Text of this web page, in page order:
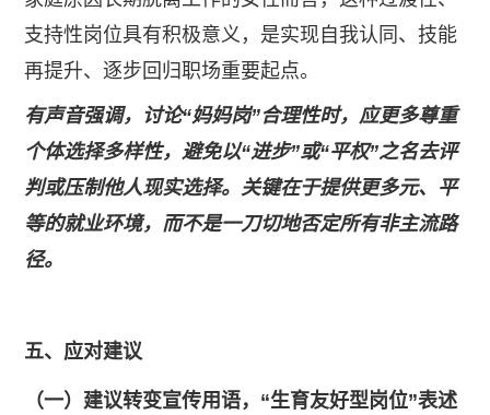
支持性岗位具有积极意义，是实现自我认同、技能
再提升、逐步回归职场重要起点。
有声音强调，讨论“妈妈岗”合理性时，应更多尊重
个体选择多样性，避免以“进步”或“平权”之名去评
判或压制他人现实选择。关键在于提供更多元、平
等的就业环境，而不是一刀切地否定所有非主流路
径。
五、应对建议
（一）建议转变宣传用语，“生育友好型岗位”表述